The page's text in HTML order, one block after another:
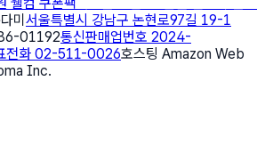
미 서울특별시 강남구 논현로97길 19-1
01192통신판매업번호 2024-
전화 02-511-0026호스팅 Amazon Web
Inc.